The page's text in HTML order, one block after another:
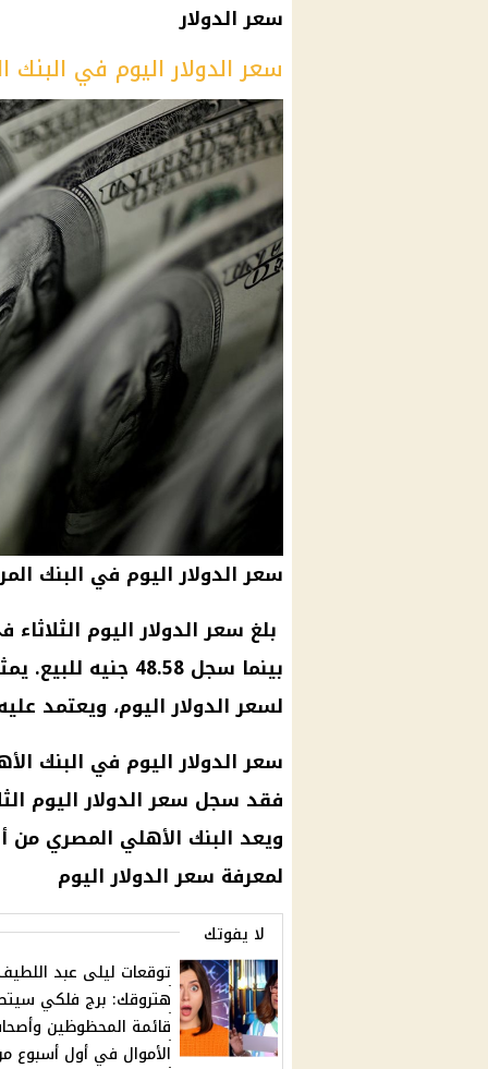
سعر الدولار
سعر الدولار اليوم في
سعر الدولار اليوم في البنك
بينما سجل 48.58
لسعر الدولار اليوم، ويعتمد
سعر الدولار اليوم في البنك
ويعد البنك الأهلي المصري من
لمعرفة سعر الدولار اليوم
لا يفوتك
توقعات ليلى عبد
هتروقك: برج فلكي
قائمة المحظوظين
الأموال في أول أسبوع